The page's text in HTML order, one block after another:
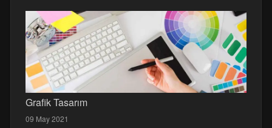
Grafik Tasarım
09 May 2021